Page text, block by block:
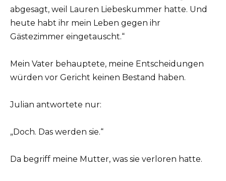
abgesagt, weil Lauren Liebeskummer hatte. Und
heute habt ihr mein Leben gegen ihr
Gästezimmer eingetauscht.“
Mein Vater behauptete, meine Entscheidungen
würden vor Gericht keinen Bestand haben.
Julian antwortete nur:
„Doch. Das werden sie.“
Da begriff meine Mutter, was sie verloren hatte.